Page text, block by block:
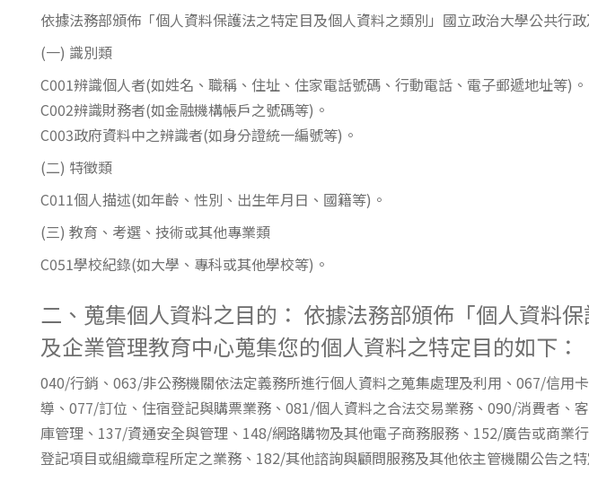
健康運動
日韓語
東南亞語
語言檢定
採購專業
隨班附讀
免費講座
歷年活動
依據法務部頒佈「個人資料保護法之特定目及個人資料之類別」國立政治大學公共行
(一) 識別類
C001辨識個人者(如姓名、職稱、住址、住家電話號碼、行動電話、電子郵遞地址等)。
C002辨識財務者(如金融機構帳戶之號碼等)。
C003政府資料中之辨識者(如身分證統一編號等)。
(二) 特徵類
C011個人描述(如年齡、性別、出生年月日、國籍等)。
(三) 教育、考選、技術或其他專業類
C051學校紀錄(如大學、專科或其他學校等)。
二、蒐集個人資料之目的： 依據法務部頒佈「個人資料
及企業管理教育中心蒐集您的個人資料之特定目的如下：
040/行銷、063/非公務機關依法定義務所進行個人資料之蒐集處理及利用、067/信
導、077/訂位、住宿登記與購票業務、081/個人資料之合法交易業務、090/消費者
庫管理、137/資通安全與管理、148/網路購物及其他電子商務服務、152/廣告或商
登記項目或組織章程所定之業務、182/其他諮詢與顧問服務及其他依主管機關公告之特